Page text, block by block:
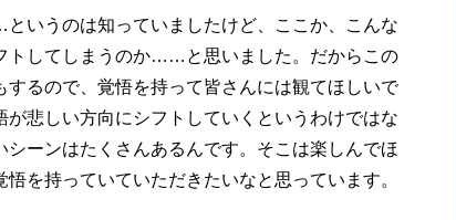
いうのは知っていましたけど、ここか、こんな
トしてしまうのか……と思いました。だからこの
るので、覚悟を持って皆さんには観てほしいで
悲しい方向にシフトしていくというわけではな
ーンはたくさんあるんです。そこは楽しんでほ
を持っていていただきたいなと思っています。